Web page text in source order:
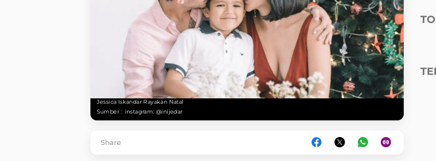
Jessica Iskandar Rayakan Natal
Sumber : instagram: @inijedar
Share